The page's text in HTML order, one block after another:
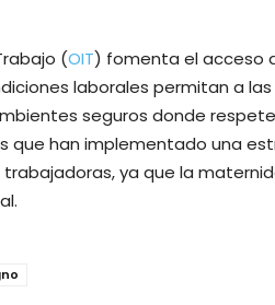
(OIT) fomenta el acceso
laborales permitan a
seguros donde
que han implementado una
ya que la